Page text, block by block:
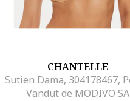
CHANTELLE
Vandut de MODIVO SA